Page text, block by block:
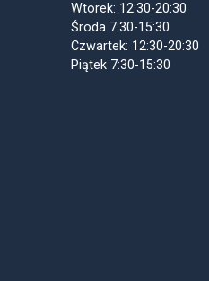
Wtorek: 12:30-20:30
Środa 7:30-15:30
Czwartek: 12:30-20:30
Piątek 7:30-15:30